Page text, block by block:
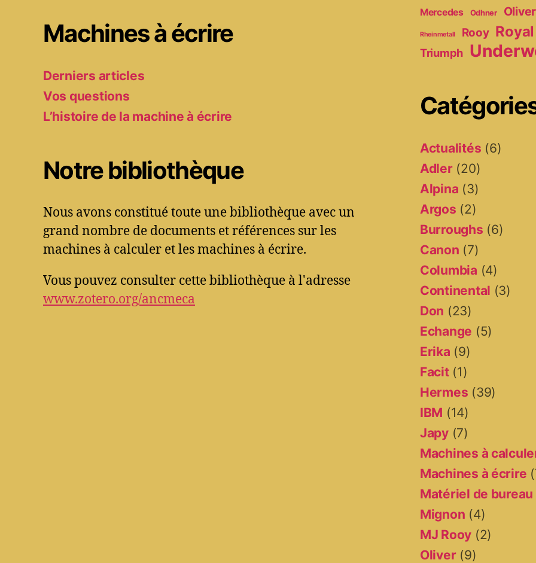
Machines à écrire
Derniers articles
Vos questions
L’histoire de la machine à écrire
Notre bibliothèque
Nous avons constitué toute une bibliothèque avec un
grand nombre de documents et références sur les
machines à calculer et les machines à écrire.
Vous pouvez consulter cette bibliothèque à l'adresse
www.zotero.org/ancmeca
Mercedes Odhner Oliver
Rheinmetall Rooy Royal
Triumph
Actualités (6)
Adler(20)
Alpina (3)
Argos (2)
Burroughs (6)
Canon (7)
Columbia (4)
Continental (3)
Don (23)
Echange (5)
Erika (9)
Facit(1)
Hermes (39)
IBM (14)
Japy(7)
Machines à
Machines à écrire
Matériel de bureau
Mignon (4)
MJ Rooy (2)
Oliver(9)